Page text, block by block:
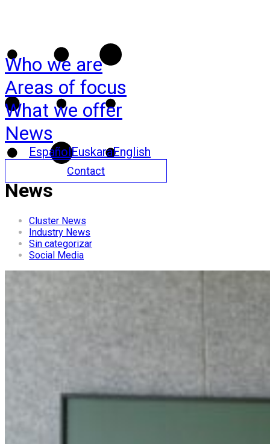
Who we are
Areas of focus
What we offer
News
EspañolEuskaraEnglish
Contact
News
Cluster News
Industry News
Sin categorizar
Social Media